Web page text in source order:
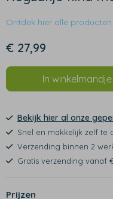
Ontdek hier alle
€ 27,99
In winkelmandje
Bekijk hier al onze
Snel en makkelijk zelf te
Verzending binnen 2
Gratis verzending vanaf
Prijzen